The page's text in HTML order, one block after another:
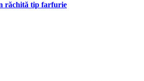
răchită tip farfurie